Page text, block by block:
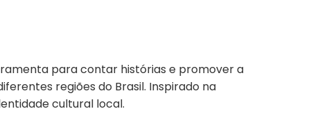
para contar histórias e promover a
regiões do Brasil. Inspirado na
cultural local.